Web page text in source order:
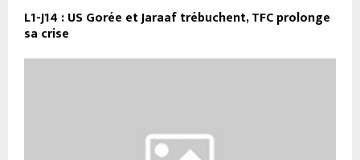
L1-J14 : US Gorée et Jaraaf trébuchent, TFC prolonge
sa crise